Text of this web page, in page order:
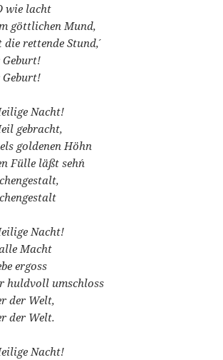
wie lacht
göttlichen Mund,
rettende Stund´,
Geburt!
Geburt!
Nacht!
gebracht,
goldenen Höhn
Fülle läßt seh´n
Nacht!
Macht
ergoss
huldvoll umschloss
der Welt,
der Welt.
Nacht!